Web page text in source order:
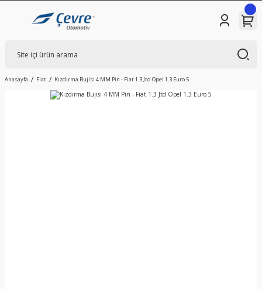
Anasayfa Fiat Kızdırma Bujisi 4 MM Pin - Fiat 1.3 Jtd Opel 1.3 Euro 5